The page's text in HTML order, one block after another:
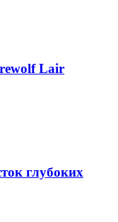
Lair
глубоких